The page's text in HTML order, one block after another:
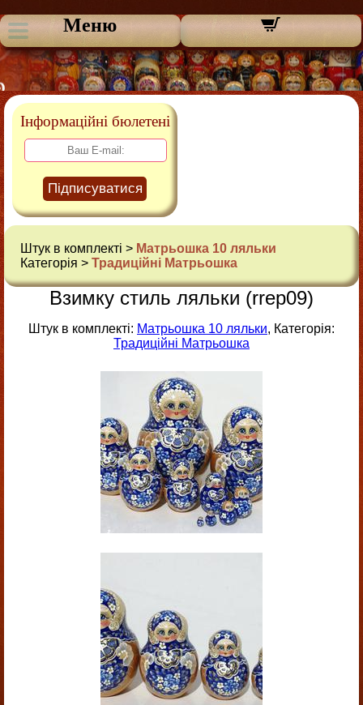
Меню
Інформаційні бюлетені
Підписуватися
Штук в комплекті > Матрьошка 10 ляльки
Категорія > Традиційні Матрьошка
Взимку стиль ляльки (rrep09)
Штук в комплекті: Матрьошка 10 ляльки, Категорія:
Традиційні Матрьошка